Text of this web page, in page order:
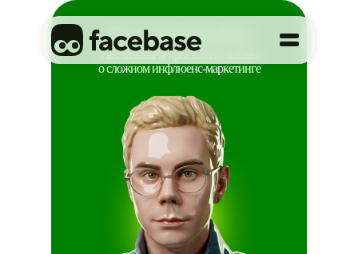
Рассказываем простыми словами
о сложном инфлюенс-маркетинге
Глоссарий facebase